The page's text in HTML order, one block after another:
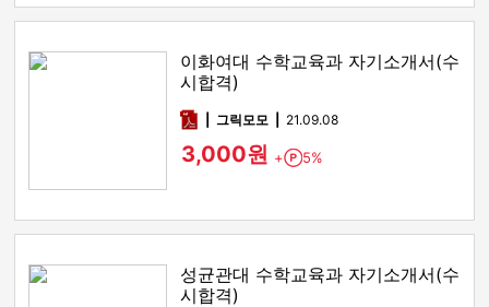
이화여대 수학교육과 자기소개서(수
시합격)
pdf그릭모모 21.09.08
3,000원 + Point
5%
성균관대 수학교육과 자기소개서(수
시합격)